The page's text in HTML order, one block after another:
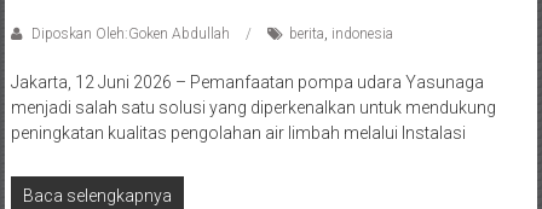
Diposkan Oleh:Goken Abdullah berita indonesia
Jakarta, 12 Juni 2026 – Pemanfaatan pompa udara Yasunaga
menjadi salah satu solusi yang diperkenalkan untuk mendukung
peningkatan kualitas pengolahan air limbah melalui Instalasi
Baca selengkapnya